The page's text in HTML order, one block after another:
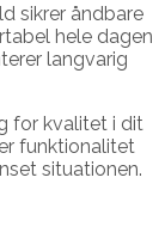
sikrer åndbare
hele dagen
langvarig
for kvalitet i dit
funktionalitet
situationen.